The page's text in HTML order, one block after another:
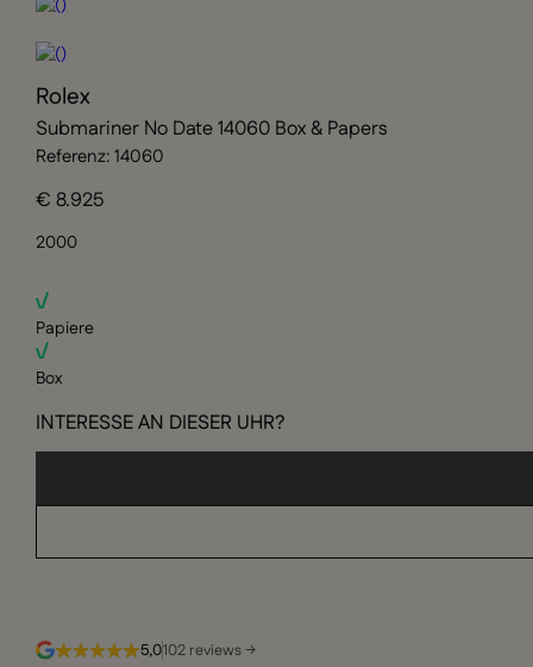
Rolex
Submariner No Date 14060 Box & Papers
Referenz: 14060
€ 8.925
2000
Papiere
Box
INTERESSE AN DIESER UHR?
5,0102 reviews →